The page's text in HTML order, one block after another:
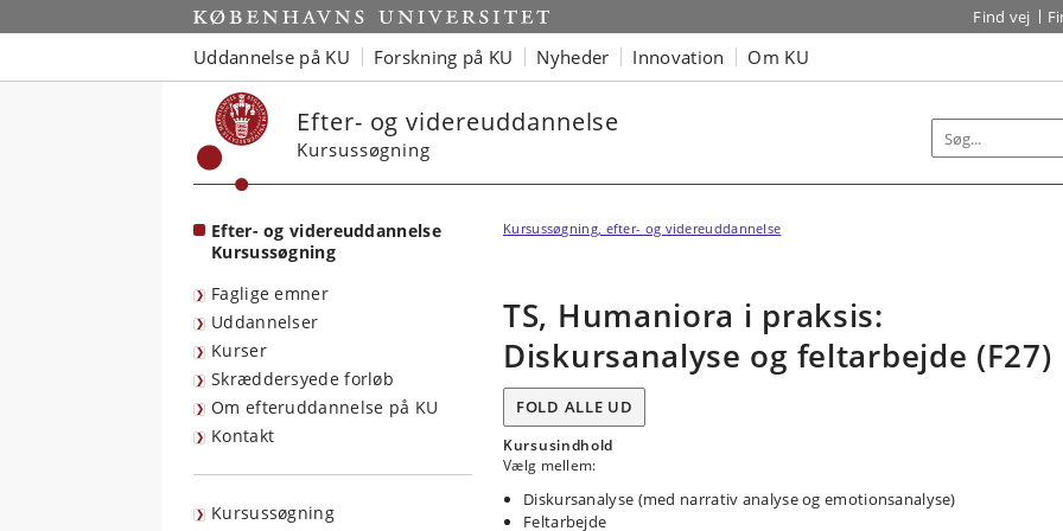
Start Find vej
Uddannelse på KU Forskning på KU Nyheder Innovation Om KU
Efter- og videreuddannelse
Kursussøgning
Efter- og videreuddannelse
Kursussøgning
Faglige emner
Uddannelser
Kurser
Skræddersyede forløb
Om efteruddannelse på KU
Kontakt
Kursussøgning
Kursussøgning, efter- og videreuddannelse
TS, Humaniora i praksis:
Diskursanalyse og feltarbejde (F27)
FOLD ALLE UD
Kursusindhold
Vælg mellem:
Diskursanalyse (med narrativ analyse og emotionsanalyse)
Feltarbejde